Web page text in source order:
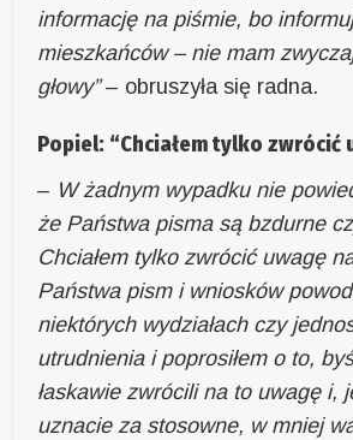
informację na piśmie, bo
mieszkańców – nie mam
głowy”– obruszyła się radna.
Popiel: “Chciałem tylko zwrócić
– W żadnym wypadku nie
że Państwa pisma są bzdurne
Chciałem tylko zwrócić uwagę
Państwa pism i wniosków
niektórych wydziałach czy
utrudnienia i poprosiłem o to,
łaskawie zwrócili na to uwagę i,
uznacie za stosowne, w mniej